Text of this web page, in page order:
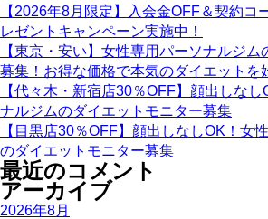
【2026年8月限定】入会金OFF＆契約コ
レゼントキャンペーン実施中！
【東京・安い】女性専用パーソナルジ
募集！お得な価格で本気のダイエットを
【代々木・新宿店30％OFF】顔出しな
ナルジムのダイエットモニター募集
【目黒店30％OFF】顔出しなしOK！女
のダイエットモニター募集
最近のコメント
アーカイブ
2026年8月